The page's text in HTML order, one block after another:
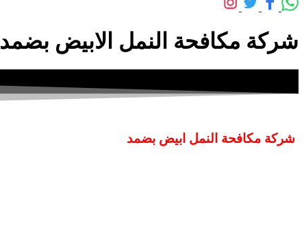
شركة مكافحة النمل الابيض بضمد 0559641775 خصم 30% مع الضمان
شركة مكافحة النمل ابيض بضمد